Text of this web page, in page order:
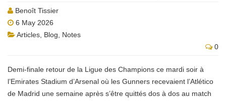
Benoît Tissier
6 May 2026
Articles Blog
Notes
0
Demi-finale retour de la Ligue des Champions ce mardi soir à
l’Emirates Stadium d’Arsenal où les Gunners recevaient l’Atlético
de Madrid une semaine après s’être quittés dos à dos au match